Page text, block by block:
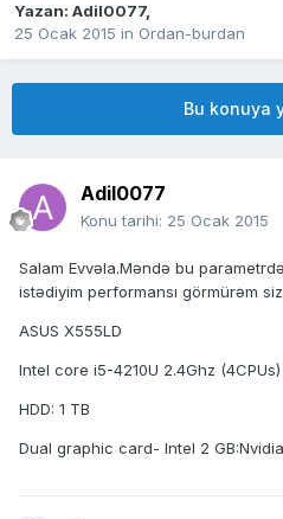
Yazan: Adil0077,
25 Ocak 2015 in Ordan-burdan
Bu konuya
Adil0077
Konu tarihi: 25 Ocak 2015
Salam Evvəla.Məndə bu
istədiyim performansı görmürəm
ASUS X555LD
Intel core i5-4210U 2.4Ghz (4CPUs)
HDD: 1 TB
Dual graphic card- Intel 2